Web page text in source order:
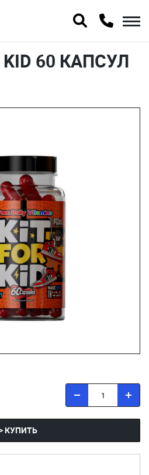
KID 60 КАПСУЛ
КУПИТЬ